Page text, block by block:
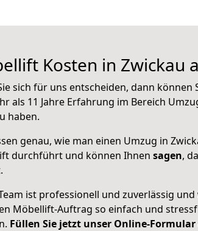
Kosten in Zwickau
sich für uns entscheiden, dann können
als 11 Jahre Erfahrung im Bereich
haben.
genau, wie man einen Umzug in
durchführt und können Ihnen sagen,
ist professionell und zuverlässig
Möbellift-Auftrag so einfach und
Füllen Sie jetzt unser Online-Formular